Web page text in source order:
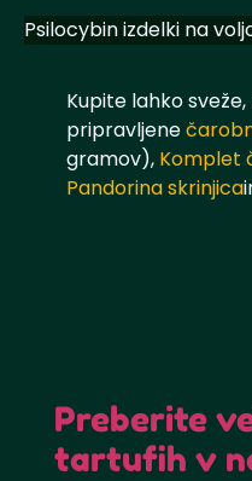
Psilocybin izdelki na
Kupite lahko sveže,
pripravljene
gramov), Komplet
Pandorina skrinjica
Preberite
tartufih v